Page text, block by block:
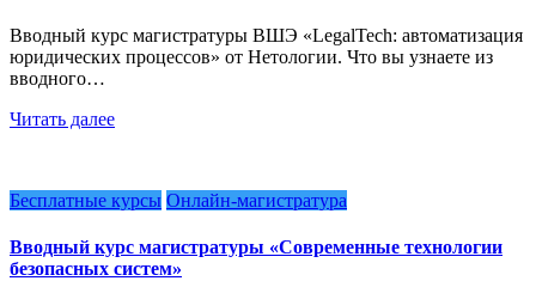
Вводный курс магистратуры ВШЭ «LegalTech: автоматизация
юридических процессов» от Нетологии. Что вы узнаете из
вводного…
Читать далее
Бесплатные курсы Онлайн-магистратура
Вводный курс магистратуры «Современные технологии
безопасных систем»